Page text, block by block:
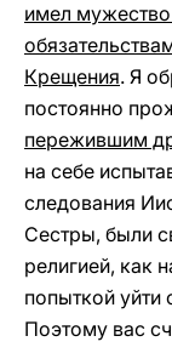
имел мужество
Крещения. Я
постоянно
пережившим
на себе
следования
Сестры, были
религией, как
попыткой уйти
Поэтому вас